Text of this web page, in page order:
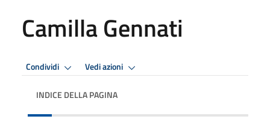
Camilla Gennati
Condividi Vedi azioni
INDICE DELLA PAGINA